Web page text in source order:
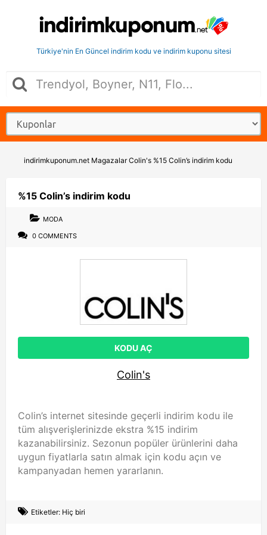
Türkiye'nin En Güncel indirim kodu ve indirim kuponu sitesi
indirimkuponum.net Magazalar Colin's %15 Colin’s indirim kodu
%15 Colin’s indirim kodu
MODA
0 COMMENTS
KODU AÇ
Colin's
Colin’s internet sitesinde geçerli indirim kodu ile
tüm alışverişlerinizde ekstra %15 indirim
kazanabilirsiniz. Sezonun popüler ürünlerini daha
uygun fiyatlarla satın almak için kodu açın ve
kampanyadan hemen yararlanın.
Etiketler: Hiç biri